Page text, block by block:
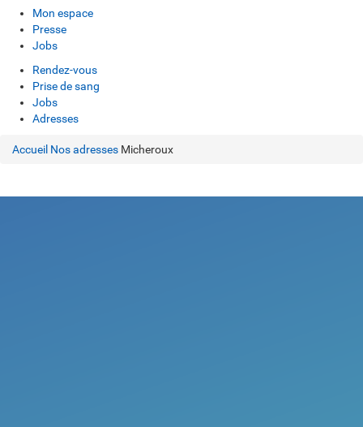
Mon espace
Presse
Jobs
Rendez-vous
Prise de sang
Jobs
Adresses
Accueil Nos adresses Micheroux